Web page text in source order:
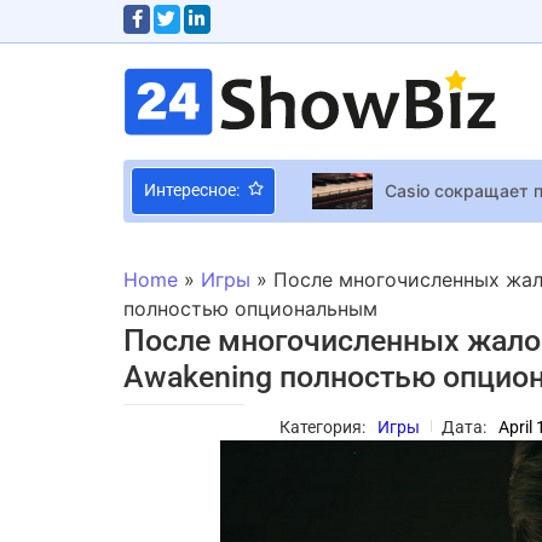
Интересное:
Casio сокращает
Андрей Джеджула
30 интересных
Евгений Кошевой
Город Авалон в
Каролина Ашион
Бывший
Фанаты Minecraft
Home » Игры » После многочисленных
полностью опциональным
После многочисленных
Awakening полностью
Категория: Игры Дата: April